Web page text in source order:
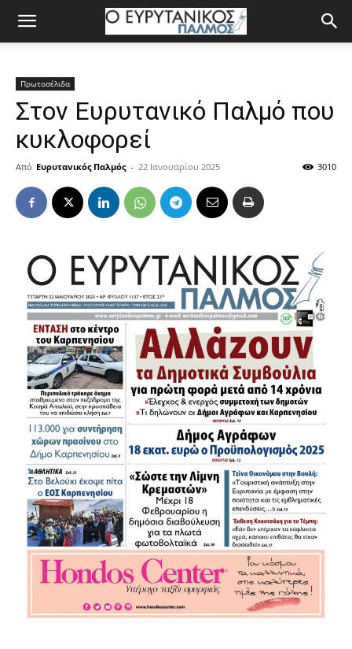
Πρωτοσέλιδα
Στον Ευρυτανικό Παλμό που
κυκλοφορεί
Από Ευρυτανικός Παλμός - 22 Ιανουαρίου 2025 3010